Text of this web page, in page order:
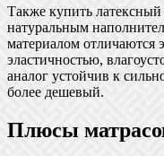
Также купить
натуральным
материалом отличаются
эластичностью,
аналог устойчив к
более дешевый.
Плюсы